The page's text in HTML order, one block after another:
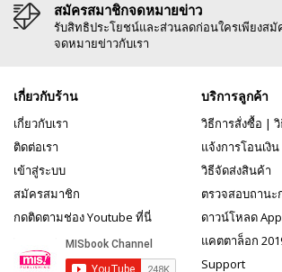
สมัครสมาชิกจดหมายข่าว
รับสิทธิประโยชน์และส่วนลดก่อนใครเพียงส
จดหมายข่าวกับเรา
เกี่ยวกับร้าน
เกี่ยวกับเรา
ติดต่อเรา
เข้าสู่ระบบ
สมัครสมาชิก
กดติดตามช่อง Youtube ที่นี่
บริการลูกค้า
วิธีการสั่งซื้อ |
แจ้งการโอนเงิน
วิธีจัดส่งสินค้า
ตรวจสอบถานะ
ดาวน์โหลด App
แคตตาล็อก
Support